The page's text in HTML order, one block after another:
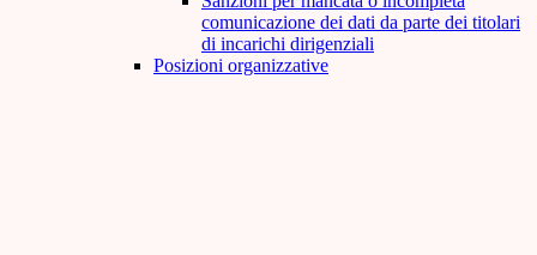
comunicazione dei dati da parte dei titolari
di incarichi dirigenziali
Posizioni organizzative